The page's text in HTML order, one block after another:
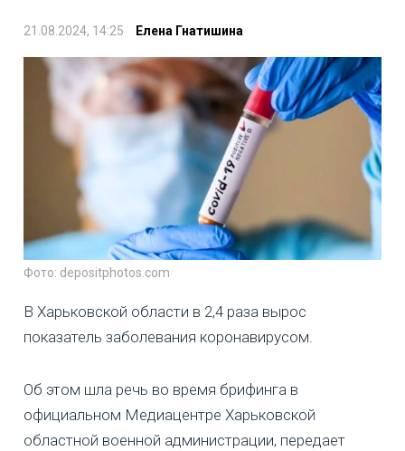
21.08.2024, 14:25 Елена Гнатишина
Фото: depositphotos.com
В Харьковской области в 2,4 раза вырос
показатель заболевания коронавирусом.
Об этом шла речь во время брифинга в
официальном Медиацентре Харьковской
областной военной администрации, передает